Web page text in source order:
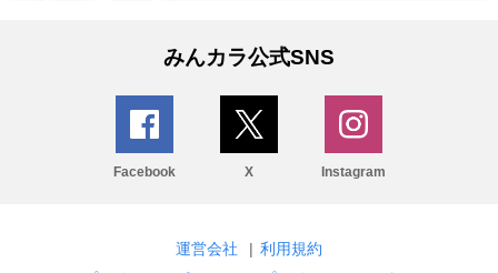
みんカラ公式SNS
Facebook X Instagram
運営会社 | 利用規約